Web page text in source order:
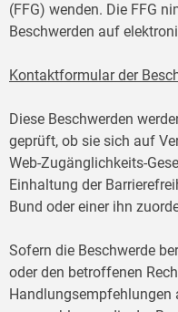
(FFG) wenden. Die FFG
Beschwerden auf
Kontaktformular der
Diese Beschwerden
geprüft, ob sie sich auf
Web-Zugänglichkeits-
Einhaltung der
Bund oder einer ihn
Sofern die Beschwerde
oder den betroffenen